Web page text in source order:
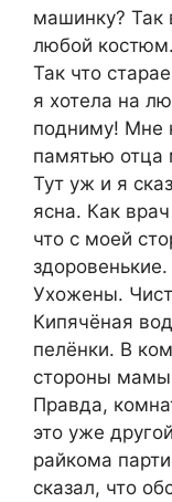
машинку? Так
любой
Так что
я хотела на
подниму! Мне
памятью отца
Тут уж и я
ясна. Как
что с моей
Ухожены.
Кипячёная
пелёнки. В
стороны
Правда,
это уже
райкома
сказал, что